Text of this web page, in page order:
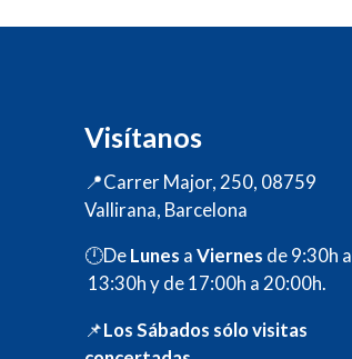
Visítanos
📍Carrer Major, 250, 08759
Vallirana, Barcelona
🕛DeLunes aViernes de 9:30h a
13:30h y de 17:00h a 20:00h.
📌Los Sábados sólo visitas